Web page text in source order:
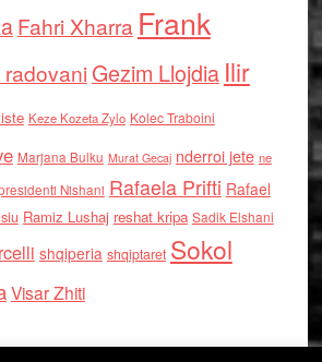
Fahri Xharra Frank
radovaniGezim Llojdia Ilir
Keze Kozeta Zylo Kolec Traboini
Marjana Bulku Murat Gecaj nderroi jete ne
Nishani Rafaela Prifti Rafael
Ramiz Lushaj reshat kripa Sadik Elshani
shqiperia shqiptaret Sokol
Visar Zhiti